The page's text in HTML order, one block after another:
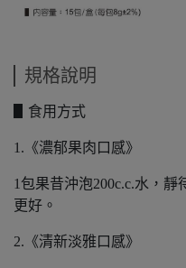
規格說明
▋食用方式
1.《濃郁果肉口感》
1包果昔沖泡200c.c.水，
更好。
2.《清新淡雅口感》